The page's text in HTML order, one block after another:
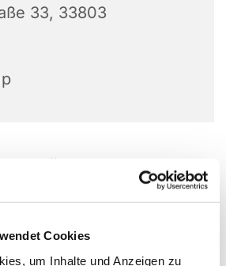
Cookies
um Inhalte und Anzeigen zu
33, 33803
JBH trifft sich jeden 2. und 4.
von 15:00 – 17:00 Uhr. Nach
Kaffeetrinken und
Themen, die vor allem uns